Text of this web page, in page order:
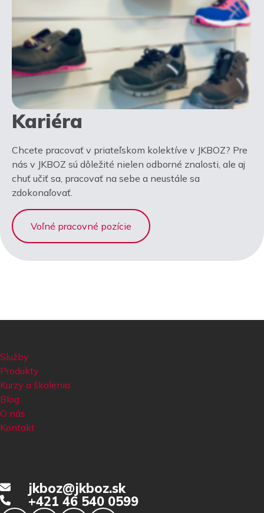
Kariéra
Chcete pracovať v priateľskom kolektíve v JKBOZ? Pre
nás v JKBOZ sú dôležité nielen odborné znalosti, ale aj
chuť učiť sa, pracovať na sebe a neustále sa
zdokonaľovať.
Voľné pracovné pozície
Služby
Produkty
Kurzy a školenia
Blog
O nás
Kontakt
jkboz@jkboz.sk
+421 46 540 0599